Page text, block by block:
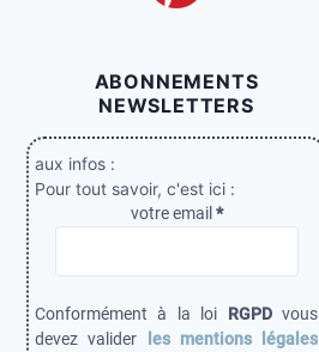
ABONNEMENTS
NEWSLETTERS
aux infos :
Pour tout savoir, c'est ici :
votre email*
Conformément à la loi RGPDvous
devez valider les mentions légales